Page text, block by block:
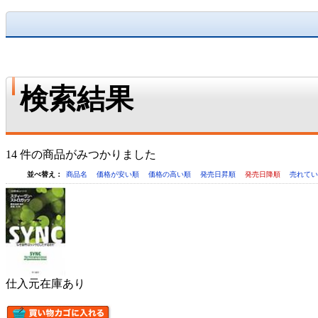
検索結果
14 件の商品がみつかりました
並べ替え： 商品名 価格が安い順 価格の高い順 発売日昇順 発売日降順 売れて
仕入元在庫あり